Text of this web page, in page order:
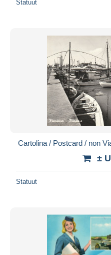
Statuut
Cartolina / Postcard / non
±
Statuut